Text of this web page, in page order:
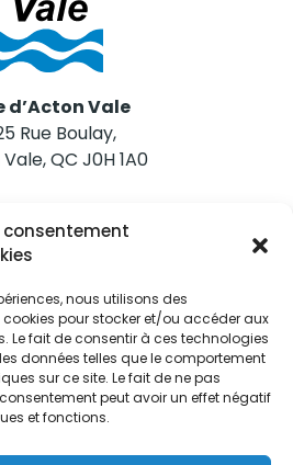
consentement
nous utilisons des
pour stocker et/ou accéder aux
Le fait de consentir à ces technologies
données telles que le comportement
sur ce site. Le fait de ne pas
peut avoir un effet négatif
et fonctions.
d’Acton Vale
Rue Boulay,
QC J0H 1A0
joindre
546-2703
informés
alertes municipales